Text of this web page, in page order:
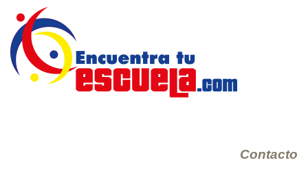
Contacto